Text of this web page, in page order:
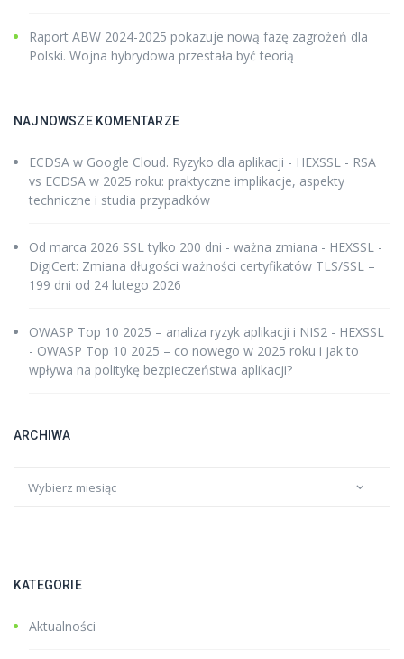
Raport ABW 2024-2025 pokazuje nową fazę zagrożeń dla
Polski. Wojna hybrydowa przestała być teorią
NAJNOWSZE KOMENTARZE
ECDSA w Google Cloud. Ryzyko dla aplikacji - HEXSSL - RSA
vs ECDSA w 2025 roku: praktyczne implikacje, aspekty
techniczne i studia przypadków
Od marca 2026 SSL tylko 200 dni - ważna zmiana - HEXSSL -
DigiCert: Zmiana długości ważności certyfikatów TLS/SSL –
199 dni od 24 lutego 2026
OWASP Top 10 2025 – analiza ryzyk aplikacji i NIS2 - HEXSSL
- OWASP Top 10 2025 – co nowego w 2025 roku i jak to
wpływa na politykę bezpieczeństwa aplikacji?
ARCHIWA
KATEGORIE
Aktualności